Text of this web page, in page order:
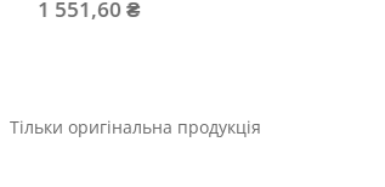
₴
Тільки оригінальна продукція